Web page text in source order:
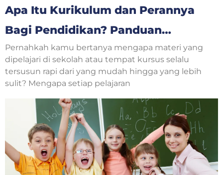
Apa Itu Kurikulum dan Perannya
Bagi Pendidikan? Panduan
Lengkap untuk Orang Tua dan
Anak
Pernahkah kamu bertanya mengapa materi yang
dipelajari di sekolah atau tempat kursus selalu
tersusun rapi dari yang mudah hingga yang lebih
sulit? Mengapa setiap pelajaran